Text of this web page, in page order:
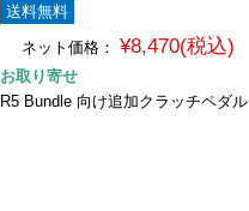
送料無料
ネット価格：
¥8,470(税込)
お取り寄せ
R5 Bundle 向け追加クラッチペダル